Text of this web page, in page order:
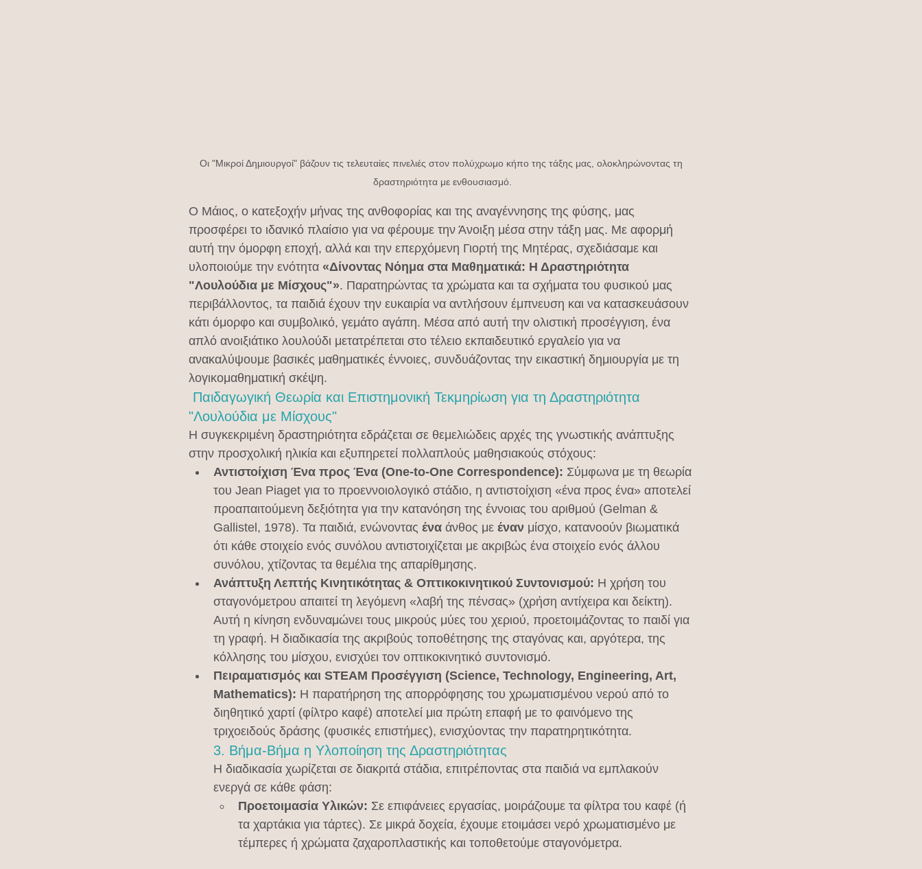
Οι "Μικροί Δημιουργοί" βάζουν τις τελευταίες πινελιές στον πολύχρωμο κήπο της τάξης μας, ολοκληρώνοντας τη
δραστηριότητα με ενθουσιασμό.
Ο Μάιος, ο κατεξοχήν μήνας της ανθοφορίας και της αναγέννησης της φύσης, μας
προσφέρει το ιδανικό πλαίσιο για να φέρουμε την Άνοιξη μέσα στην τάξη μας. Με αφορμή
αυτή την όμορφη εποχή, αλλά και την επερχόμενη Γιορτή της Μητέρας, σχεδιάσαμε και
υλοποιούμε την ενότητα «Δίνοντας Νόημα στα Μαθηματικά: Η Δραστηριότητα
"Λουλούδια με Μίσχους"». Παρατηρώντας τα χρώματα και τα σχήματα του φυσικού μας
περιβάλλοντος, τα παιδιά έχουν την ευκαιρία να αντλήσουν έμπνευση και να κατασκευάσουν
κάτι όμορφο και συμβολικό, γεμάτο αγάπη. Μέσα από αυτή την ολιστική προσέγγιση, ένα
απλό ανοιξιάτικο λουλούδι μετατρέπεται στο τέλειο εκπαιδευτικό εργαλείο για να
ανακαλύψουμε βασικές μαθηματικές έννοιες, συνδυάζοντας την εικαστική δημιουργία με τη
λογικομαθηματική σκέψη.
Παιδαγωγική Θεωρία και Επιστημονική Τεκμηρίωση για τη Δραστηριότητα
"Λουλούδια με Μίσχους"
Η συγκεκριμένη δραστηριότητα εδράζεται σε θεμελιώδεις αρχές της γνωστικής ανάπτυξης
στην προσχολική ηλικία και εξυπηρετεί πολλαπλούς μαθησιακούς στόχους:
Αντιστοίχιση Ένα προς Ένα (One-to-One Correspondence): Σύμφωνα με τη θεωρία
του Jean Piaget για το προεννοιολογικό στάδιο, η αντιστοίχιση «ένα προς ένα» αποτελεί
προαπαιτούμενη δεξιότητα για την κατανόηση της έννοιας του αριθμού (Gelman &
Gallistel, 1978). Τα παιδιά, ενώνοντας ένα άνθος με έναν μίσχο, κατανοούν βιωματικά
ότι κάθε στοιχείο ενός συνόλου αντιστοιχίζεται με ακριβώς ένα στοιχείο ενός άλλου
συνόλου, χτίζοντας τα θεμέλια της απαρίθμησης.
Ανάπτυξη Λεπτής Κινητικότητας & Οπτικοκινητικού Συντονισμού: Η χρήση του
σταγονόμετρου απαιτεί τη λεγόμενη «λαβή της πένσας» (χρήση αντίχειρα και δείκτη).
Αυτή η κίνηση ενδυναμώνει τους μικρούς μύες του χεριού, προετοιμάζοντας το παιδί για
τη γραφή. Η διαδικασία της ακριβούς τοποθέτησης της σταγόνας και, αργότερα, της
κόλλησης του μίσχου, ενισχύει τον οπτικοκινητικό συντονισμό.
Πειραματισμός και STEAM Προσέγγιση (Science, Technology, Engineering, Art,
Mathematics): Η παρατήρηση της απορρόφησης του χρωματισμένου νερού από το
διηθητικό χαρτί (φίλτρο καφέ) αποτελεί μια πρώτη επαφή με το φαινόμενο της
τριχοειδούς δράσης (φυσικές επιστήμες), ενισχύοντας την παρατηρητικότητα.
3. Βήμα-Βήμα η Υλοποίηση της Δραστηριότητας
Η διαδικασία χωρίζεται σε διακριτά στάδια, επιτρέποντας στα παιδιά να εμπλακούν
ενεργά σε κάθε φάση:
Προετοιμασία Υλικών: Σε επιφάνειες εργασίας, μοιράζουμε τα φίλτρα του καφέ (ή
τα χαρτάκια για τάρτες). Σε μικρά δοχεία, έχουμε ετοιμάσει νερό χρωματισμένο με
τέμπερες ή χρώματα ζαχαροπλαστικής και τοποθετούμε σταγονόμετρα.